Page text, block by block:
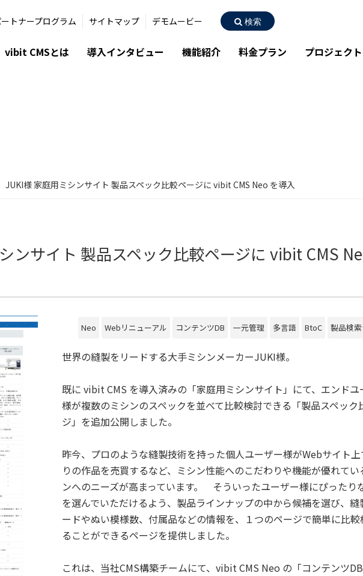
トナープログラム サイトマップ デモムービー 検索
vibit CMSとは 導入インタビュー 機能紹介 料金プラン プロジェク
JUKI様 家庭用ミシンサイト 製品スペック比較ページに vibit CMS Neo を導入
ンサイト 製品スペック比較ページに vibit CMS
Neo Webリニューアル コンテンツDB 一元管理 多言語 BtoC 製品検
世界の縫製をリードする大手ミシンメーカーJUKI様。
既に vibit CMS を導入済みの「家庭用ミシンサイト」にて、エンドユ
様が複数のミシンのスペックを並べて比較検討できる「製品スペック
ジ」を追加公開しました。
昨今、プロのような縫製技術を持った個人ユーザー様がWebサイト
りの作品を売買するなど、ミシン性能へのこだわりや機能が優れてい
ンへのニーズが高まっています。 そういったユーザー様にぴったり
を選んでいただけるよう、製品ラインナップの中から候補を選び、縫
ードやぬい模様数、付属品などの情報を、１つのページで簡単に比較
ることができるページを提供しました。
これは、当社CMS構築チームにて、vibit CMS Neo の「コンテンツ